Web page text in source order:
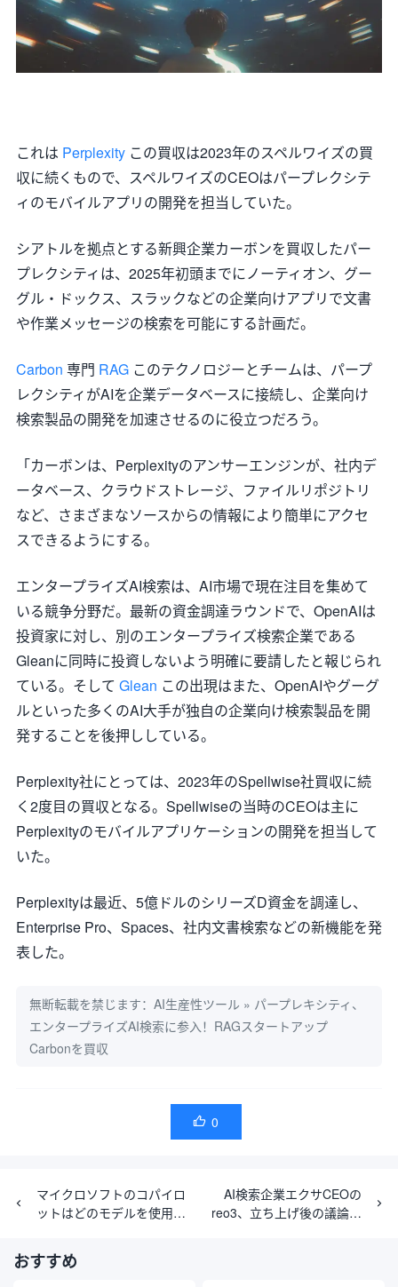
これは Perplexity この買収は2023年のスペルワイズの買
収に続くもので、スペルワイズのCEOはパープレクシテ
ィのモバイルアプリの開発を担当していた。
シアトルを拠点とする新興企業カーボンを買収したパー
プレクシティは、2025年初頭までにノーティオン、グー
グル・ドックス、スラックなどの企業向けアプリで文書
や作業メッセージの検索を可能にする計画だ。
Carbon 専門 RAG このテクノロジーとチームは、パープ
レクシティがAIを企業データベースに接続し、企業向け
検索製品の開発を加速させるのに役立つだろう。
「カーボンは、Perplexityのアンサーエンジンが、社内デ
ータベース、クラウドストレージ、ファイルリポジトリ
など、さまざまなソースからの情報により簡単にアクセ
スできるようにする。
エンタープライズAI検索は、AI市場で現在注目を集めて
いる競争分野だ。最新の資金調達ラウンドで、OpenAIは
投資家に対し、別のエンタープライズ検索企業である
Gleanに同時に投資しないよう明確に要請したと報じられ
ている。そして Glean この出現はまた、OpenAIやグーグ
ルといった多くのAI大手が独自の企業向け検索製品を開
発することを後押ししている。
Perplexity社にとっては、2023年のSpellwise社買収に続
く2度目の買収となる。Spellwiseの当時のCEOは主に
Perplexityのモバイルアプリケーションの開発を担当して
いた。
Perplexityは最近、5億ドルのシリーズD資金を調達し、
Enterprise Pro、Spaces、社内文書検索などの新機能を発
表した。
無断転載を禁じます： AI生産性ツール » パープレキシティ、
エンタープライズAI検索に参入！RAGスタートアップ
Carbonを買収
 0
マイクロソフトのコパイロ
ットはどのモデルを使用し
AI検索企業エクサCEOの
reo3、立ち上げ後の議論：
おすすめ